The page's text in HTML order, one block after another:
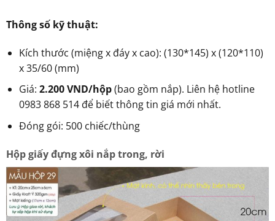
Thông số kỹ thuật:
Kích thước (miệng x đáy x cao): (130*145) x (120*110)
x 35/60 (mm)
Giá: 2.200 VND/hộp(bao gồm nắp). Liên hệ hotline
0983 868 514 để biết thông tin giá mới nhất.
Đóng gói: 500 chiếc/thùng
Hộp giấy đựng xôi nắp trong, rời